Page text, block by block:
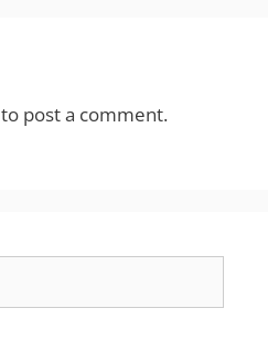
to post a comment.